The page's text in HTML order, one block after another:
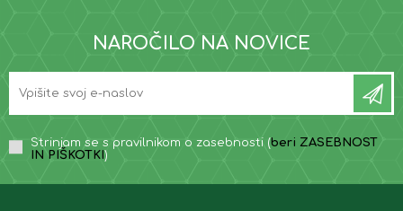
NAROČILO NA NOVICE
Strinjam se s pravilnikom o zasebnosti (beri ZASEBNOST
IN PIŠKOTKI )